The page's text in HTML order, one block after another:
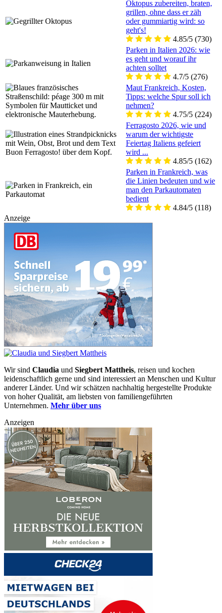
Oktopus zubereiten, braten,
grillen, ohne dass er zäh
oder gummiartig wird: so
geht's!
4.85/5 (730)
Parken in Italien 2026: wie
es geht und worauf ihr
achten solltet
4.7/5 (276)
Maut Frankreich, Kosten,
Tipps: welche Spur soll ich
nehmen?
4.75/5 (224)
Ferragosto 2026, wie und
warum der wichtigste
Feiertag Italiens gefeiert
wird ...
4.85/5 (162)
Parken in Frankreich, was
die Linien bedeuten und wie
man den Parkautomaten
bedient
4.84/5 (118)
Anzeige
Wir sind Claudia und Siegbert Mattheis, reisen und kochen
leidenschaftlich gerne und sind interessiert an Menschen und Kultur
anderer Länder. Und wir schätzen nachhaltig hergestellte Produkte
von hoher Qualität, am liebsten von familiengeführten
Unternehmen. Mehr über uns
Anzeigen